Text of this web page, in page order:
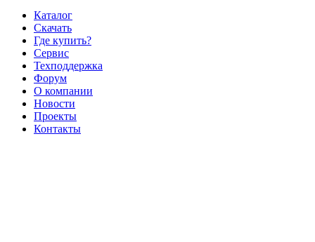
Каталог
Скачать
Где купить?
Сервис
Техподдержка
Форум
О компании
Новости
Проекты
Контакты